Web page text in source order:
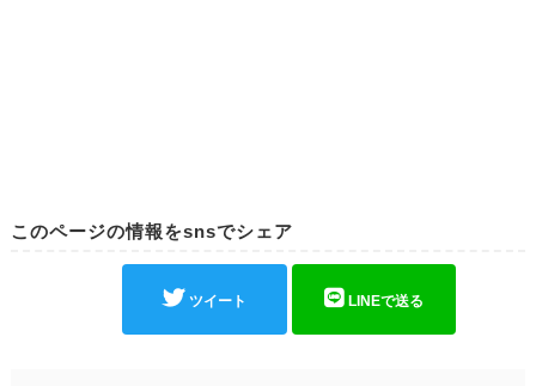
このページの情報をsnsでシェア
ツイート LINEで送る